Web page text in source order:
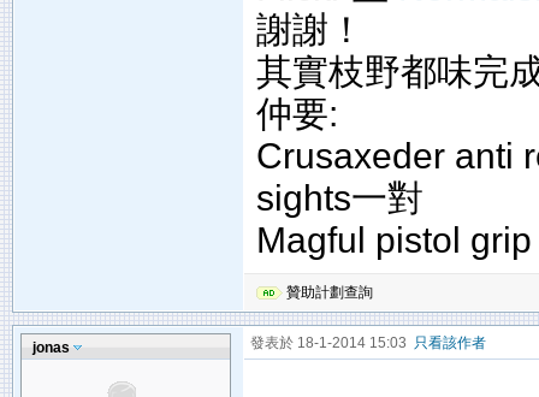
謝謝！
其實枝野都味完
仲要:
Crusaxeder anti
sights一對
Magful pistol
贊助計劃查詢
jonas 發表於 18-1-2014 15:03 只看該作者